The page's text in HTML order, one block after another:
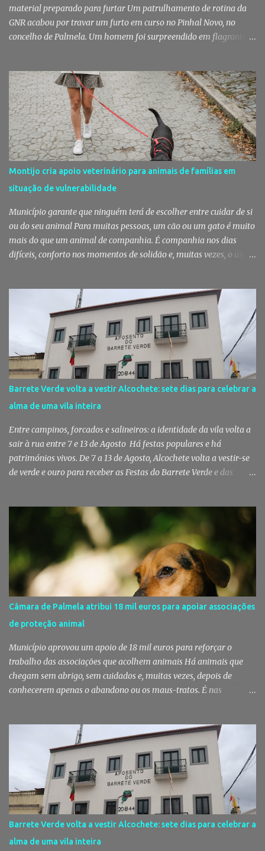
material preparado para furtar Um patrulhamento de rotina da
GNR acabou por travar um furto em curso no Pinhal Novo, no
concelho de Palmela. Um homem foi surpreendido em flagrante
militares da Guarda. Patrulhamento da GNR termina com
detenção por furto A detenção ocorreu no dia 4 de Agosto, - mas
divulgada só nesta quinta-feira - numa ação desenvolvida pelo
Posto Territorial de Pinhal Novo. Segundo a GNR, "no âmbito de
uma ação de patrulhamento, os militares da Guarda detetaram
uma viatura estacionada num local referenciado pela prática de
furtos e pelo consumo de estupefacientes", circunstância que
motivou a realização de diligências policiais. Foi no decorrer
dessas ações que os militares localizaram um suspeito no interior
de um edifício público. Apanhado em flagrante De ...
Montijo cria apoio veterinário para animais de famílias em
situação de vulnerabilidade
Município garante que ninguém terá de escolher entre cuidar de si
ou do seu animal Para muitas pessoas, um cão ou um gato é muito
mais do que um animal de companhia. É companhia nos dias
difíceis, conforto nos momentos de solidão e, muitas vezes, o único
garantir cuidados básicos de saúde aos animais pertencentes a
utentes do Centro de Acolhimento de Emergência Social,
reforçando simultaneamente a proteção animal e o apoio às
pessoas em situação de maior vulnerabilidade. Cuidados de saúde
a animais de companhia de utentes do CAES A Câmara Municipal
do Montijo aprovou, por unanimidade, na reunião de 22 de Julho,
a celebração de um protocolo de colaboração com a União
Mutualista Nossa Senhora da Conceição, destinado a assegurar
assistência veterinária básica aos animais de companhia dos
utentes do Centro de Acolhimento de Emergência Social (CAES 2.0).
Segundo a ...
Barrete Verde volta a vestir Alcochete: sete dias para celebrar a
alma de uma vila inteira
Entre campinos, forcados e salineiros: a identidade da vila volta a
sair à rua entre 7 e 13 de Agosto Há festas populares e há
patrimónios vivos. De 7 a 13 de Agosto, Alcochete volta a vestir-se
de verde e ouro para receber as Festas do Barrete Verde e das
Fernando Correia Marques e Luís Sequeira lideram o cartaz
musical, mas são o campino, o salineiro, o forcado e a ligação ao
Tejo que continuam a dar alma a uma celebração que atravessa
gerações e faz da vila um dos destinos mais emblemáticos do
verão português. Aposento do Barrete Verde continua a fazer
acontecer a Festa Há um momento em que Alcochete deixa de
viver apenas junto ao rio para passar a viver com o rio. A partir
daí, o som das ruas muda, as varandas enchem-se de verde, o
cheiro da sardinha assada mistura-se com a brisa do estuário e
milhares de pessoas regressam à vila para celebrar aqu...
Câmara de Palmela atribui 18 mil euros para apoiar associações
de proteção animal
Município aprovou um apoio de 18 mil euros para reforçar o
trabalho das associações que acolhem animais Há animais que
chegam sem abrigo, sem cuidados e, muitas vezes, depois de
conhecerem apenas o abandono ou os maus-tratos. É nas
reforçado com um apoio municipal de 18 mil euros, destinado a
garantir melhores condições para quem, todos os dias, cuida
daqueles que não têm voz. Palmela reforça apoio às associações
que cuidam dos animais A Câmara Municipal de Palmela aprovou,
por unanimidade, na reunião pública realizada a 5 de Agosto, um
apoio financeiro global de 18 mil euros destinado às associações
de proteção animal do concelho. O financiamento permitirá
assegurar o funcionamento básico destas entidades e apoiar as
suas atividades diárias, incluindo a manutenção das instalações,
Barrete Verde volta a vestir Alcochete: sete dias para celebrar a
alma de uma vila inteira